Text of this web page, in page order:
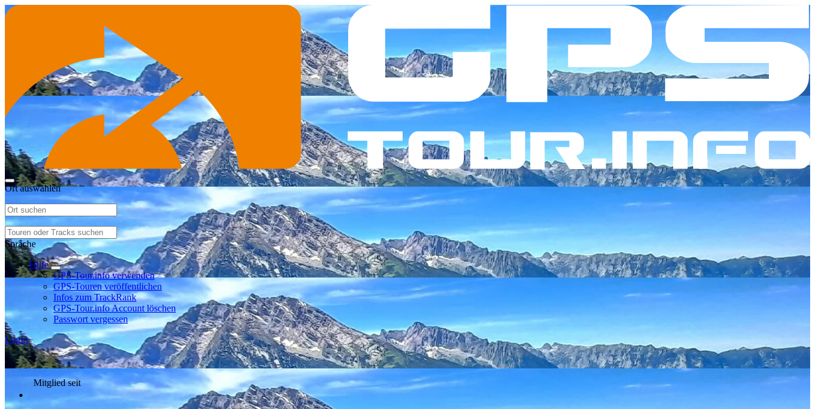
Ort auswählen
Sprache
Hilfe
GPS-Tour.info verwenden
GPS-Touren veröffentlichen
Infos zum TrackRank
GPS-Tour.info Account löschen
Passwort vergessen
Login
Mitglied seit